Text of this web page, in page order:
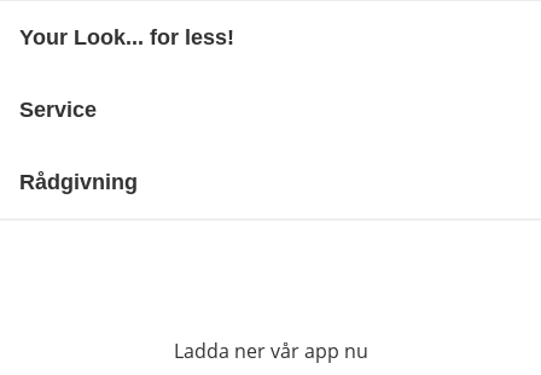
Your Look... for less!
Service
Rådgivning
Ladda ner vår app nu